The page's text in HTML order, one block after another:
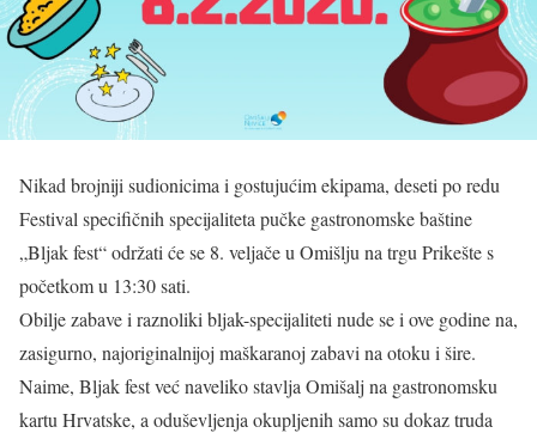
Nikad brojniji sudionicima i gostujućim ekipama, deseti po redu
Festival specifičnih specijaliteta pučke gastronomske baštine
„Bljak fest“ održati će se 8. veljače u Omišlju na trgu Prikešte s
početkom u 13:30 sati.
Obilje zabave i raznoliki bljak-specijaliteti nude se i ove godine na,
zasigurno, najoriginalnijoj maškaranoj zabavi na otoku i šire.
Naime, Bljak fest već naveliko stavlja Omišalj na gastronomsku
kartu Hrvatske, a oduševljenja okupljenih samo su dokaz truda